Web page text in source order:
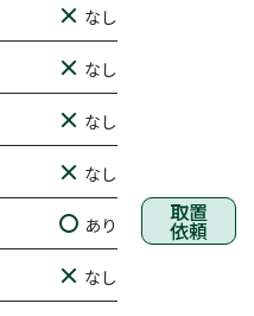
なし
なし
なし
なし
あり 取置
依頼
なし